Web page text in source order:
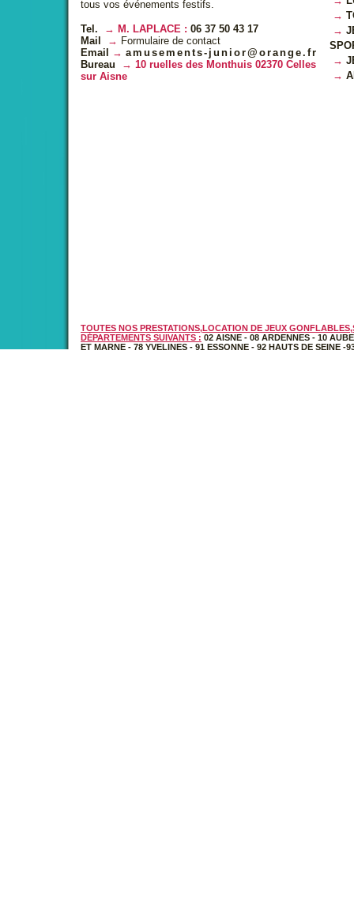
tous vos événements festifs.
Tel. M. LAPLACE : 06 37 50 43 17
Mail
Formulaire de contact
Email
amusements-junior@orange.fr
Bureau
10 ruelles des Monthuis 02370 Celles
sur Aisne
TOUTES NOS PRESTATIONS,LOCATION DE JEUX
DÉPARTEMENTS SUIVANTS : 02 AISNE - 08 ARDENNES - 10 AUBE
ET MARNE - 78 YVELINES - 91 ESSONNE - 92 HAUTS DE SEINE -